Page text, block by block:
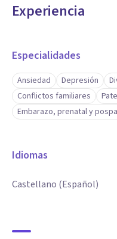
Experiencia
Especialidades
Ansiedad Depresión
Conflictos familiares
Embarazo, prenatal y
Idiomas
Castellano (Español)